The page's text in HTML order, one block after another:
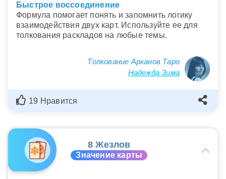
Быстрое воссоединение
Формула помогает понять и запомнить логику
взаимодействия двух карт. Используйте ее для
толкования раскладов на любые темы.
Толкование Арканов Таро
Надежда Зима
19 Нравится
8 Жезлов
Значение карты